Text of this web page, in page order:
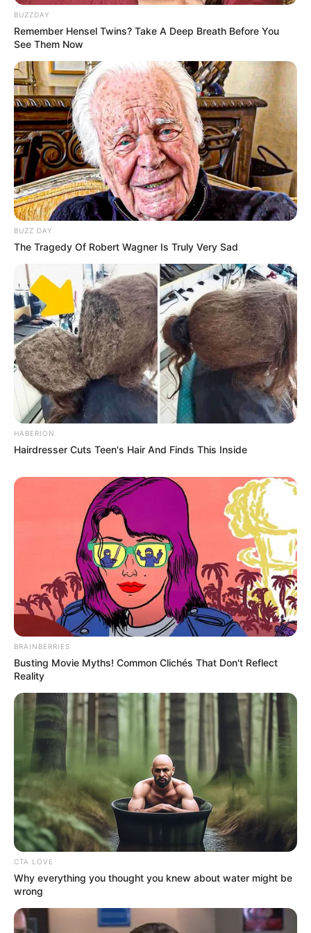
(foto: instagram:/official_skyle)
Biodata & Profil
Nama Lengkap: Kim Chaehyeon
Nama Panggung: Chaehyeon
Nama Panggilan: –
Tempat, Tanggal Lahir: Namwon, Provinsi Jeolla Utara, Korea
Selatan, 28 September 1999
Kewarganegaraan: Korea Selatan
Pendidikan: –
Agama: –
Zodiak: Libra
BUZZDAY
Remember Hensel Twins? Take A Deep Breath Before You
See Them Now
BUZZ DAY
The Tragedy Of Robert Wagner Is Truly Very Sad
HABERION
Hairdresser Cuts Teen's Hair And Finds This Inside
BRAINBERRIES
Busting Movie Myths! Common Clichés That Don't Reflect
Reality
CTA LOVE
Why everything you thought you knew about water might be
wrong